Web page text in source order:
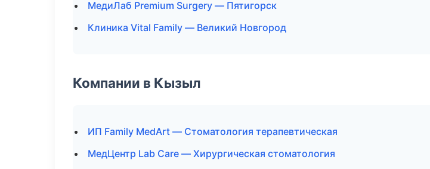
МедиЛаб Premium Surgery — Пятигорск
Клиника Vital Family — Великий Новгород
Компании в Кызыл
ИП Family MedArt — Стоматология терапевтическая
МедЦентр Lab Care — Хирургическая стоматология